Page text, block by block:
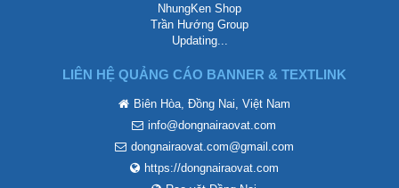
NhungKen Shop
Trần Hướng Group
Updating...
LIÊN HỆ QUẢNG CÁO BANNER & TEXTLINK
Biên Hòa, Đồng Nai, Việt Nam
info@dongnairaovat.com
dongnairaovat.com@gmail.com
https://dongnairaovat.com